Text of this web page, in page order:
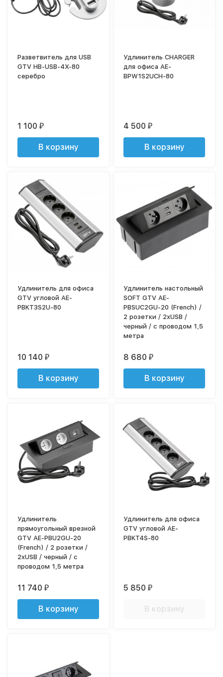
Разветвитель для USB
GTV HB-USB-4X-80
серебро
1 100₽
В корзину
Удлинитель CHARGER
для офиса AE-
BPW1S2UCH-80
4 500₽
В корзину
Удлинитель для офиса
GTV угловой AE-
PBKT3S2U-80
10 140₽
В корзину
Удлинитель настольный
SOFT GTV AE-
PBSUC2GU-20 (French) /
2 розетки / 2xUSB /
черный / с проводом 1,5
метра
8 680₽
В корзину
Удлинитель
прямоугольный врезной
GTV AE-PBU2GU-20
(French) / 2 розетки /
2xUSB / черный / с
проводом 1,5 метра
11 740₽
В корзину
Удлинитель для офиса
GTV угловой AE-
PBKT4S-80
5 850₽
В корзину